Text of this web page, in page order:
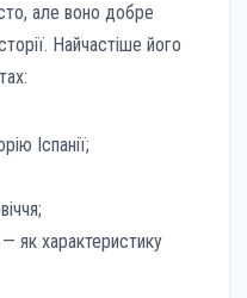
але воно добре
Найчастіше його
Іспанії;
як характеристику